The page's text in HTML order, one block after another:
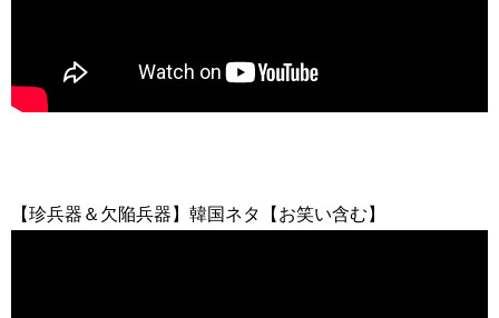
【珍兵器＆欠陥兵器】韓国ネタ【お笑い含む】